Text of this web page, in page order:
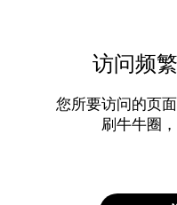
访问频
您所要访问的页
刷牛牛圈